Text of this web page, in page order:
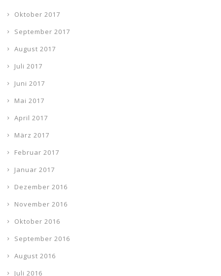
Oktober 2017
September 2017
August 2017
Juli 2017
Juni 2017
Mai 2017
April 2017
März 2017
Februar 2017
Januar 2017
Dezember 2016
November 2016
Oktober 2016
September 2016
August 2016
Juli 2016